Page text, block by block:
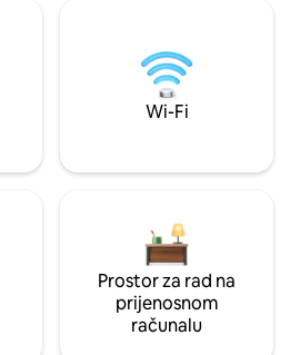
Wi-Fi
Prostor za rad na
prijenosnom
računalu